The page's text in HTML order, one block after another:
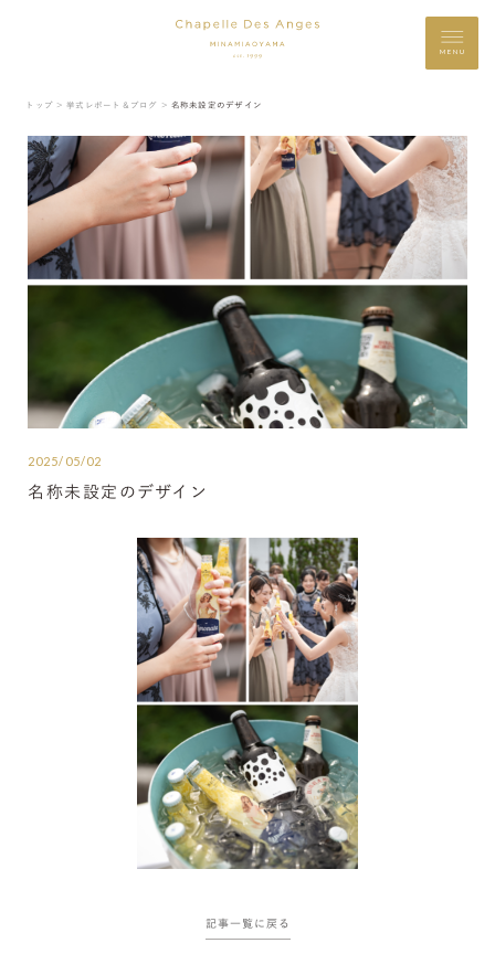
MENU
トップ ＞ 挙式レポート＆ブログ ＞ 名称未設定のデザイン
2025/05/02
名称未設定のデザイン
記事一覧に戻る